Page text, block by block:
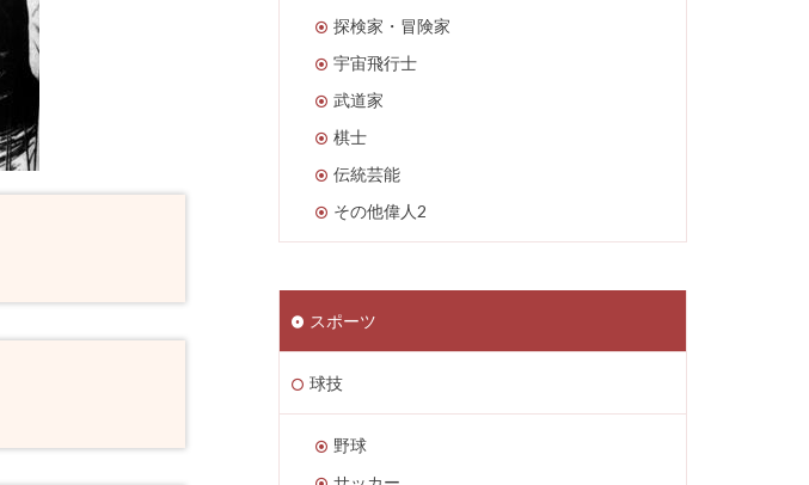
探検家・冒険家
宇宙飛行士
武道家
棋士
伝統芸能
その他偉人2
スポーツ
球技
野球